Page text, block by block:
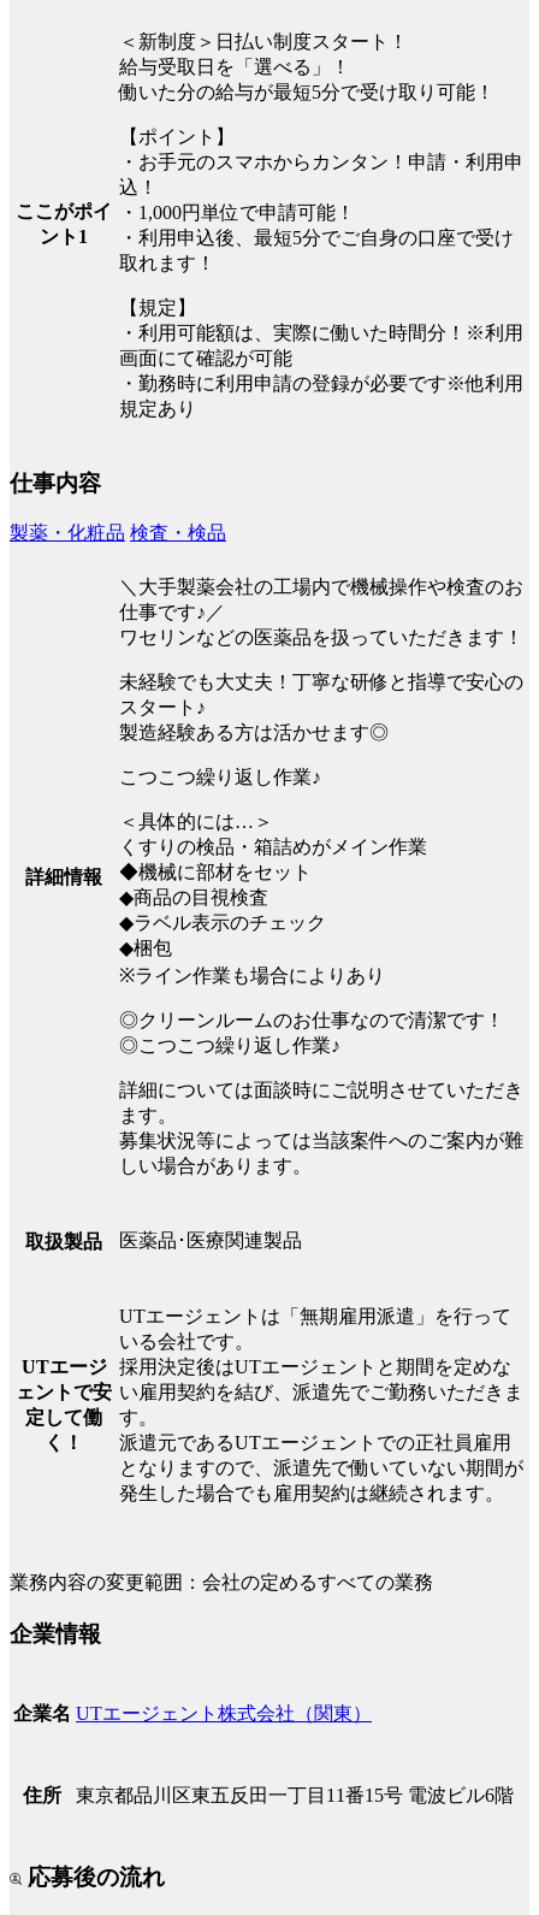
ここがポイ
ント1
＜新制度＞日払い制度スタート！
給与受取日を「選べる」！
働いた分の給与が最短5分で受け取り可能！
【ポイント】
・お手元のスマホからカンタン！申請・利用申
込！
・1,000円単位で申請可能！
・利用申込後、最短5分でご自身の口座で受け
取れます！
【規定】
・利用可能額は、実際に働いた時間分！※利用
画面にて確認が可能
・勤務時に利用申請の登録が必要です※他利用
規定あり
仕事内容
製薬・化粧品 検査・検品
詳細情報
＼大手製薬会社の工場内で機械操作や検査のお
仕事です♪／
ワセリンなどの医薬品を扱っていただきます！
未経験でも大丈夫！丁寧な研修と指導で安心の
スタート♪
製造経験ある方は活かせます◎
こつこつ繰り返し作業♪
＜具体的には…＞
くすりの検品・箱詰めがメイン作業
◆機械に部材をセット
◆商品の目視検査
◆ラベル表示のチェック
◆梱包
※ライン作業も場合によりあり
◎クリーンルームのお仕事なので清潔です！
◎こつこつ繰り返し作業♪
詳細については面談時にご説明させていただき
ます。
募集状況等によっては当該案件へのご案内が難
しい場合があります。
取扱製品 医薬品･医療関連製品
UTエージ
ェントで安
定して働
く！
UTエージェントは「無期雇用派遣」を行って
いる会社です。
採用決定後はUTエージェントと期間を定めな
い雇用契約を結び、派遣先でご勤務いただきま
す。
派遣元であるUTエージェントでの正社員雇用
となりますので、派遣先で働いていない期間が
発生した場合でも雇用契約は継続されます。
業務内容の変更範囲：会社の定めるすべての業務
企業情報
企業名 UTエージェント株式会社（関東）
住所 東京都品川区東五反田一丁目11番15号 電波ビル6階
応募後の流れ